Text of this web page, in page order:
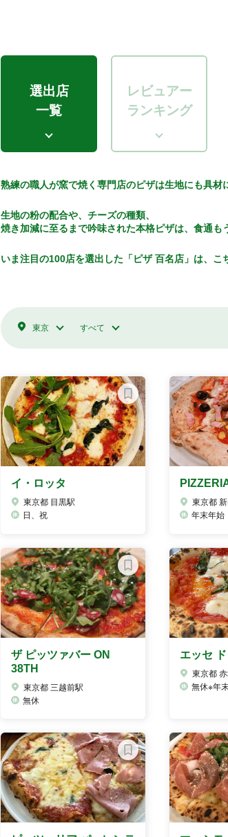
選出店
一覧
レビュアー
ランキング
熟練の職人が窯で焼く専門店のピザは生地にも具材
生地の粉の配合や、チーズの種類、
焼き加減に至るまで吟味された本格ピザは、食通も
いま注目の100店を選出した「ピザ 百名店」は、こ
東京 すべて
イ・ロッタ
東京都 目黒駅
日、祝
東京都
年末年始
ザ ピッツァバー ON
38TH
東京都 三越前駅
無休
エッセ
東京都
無休※年